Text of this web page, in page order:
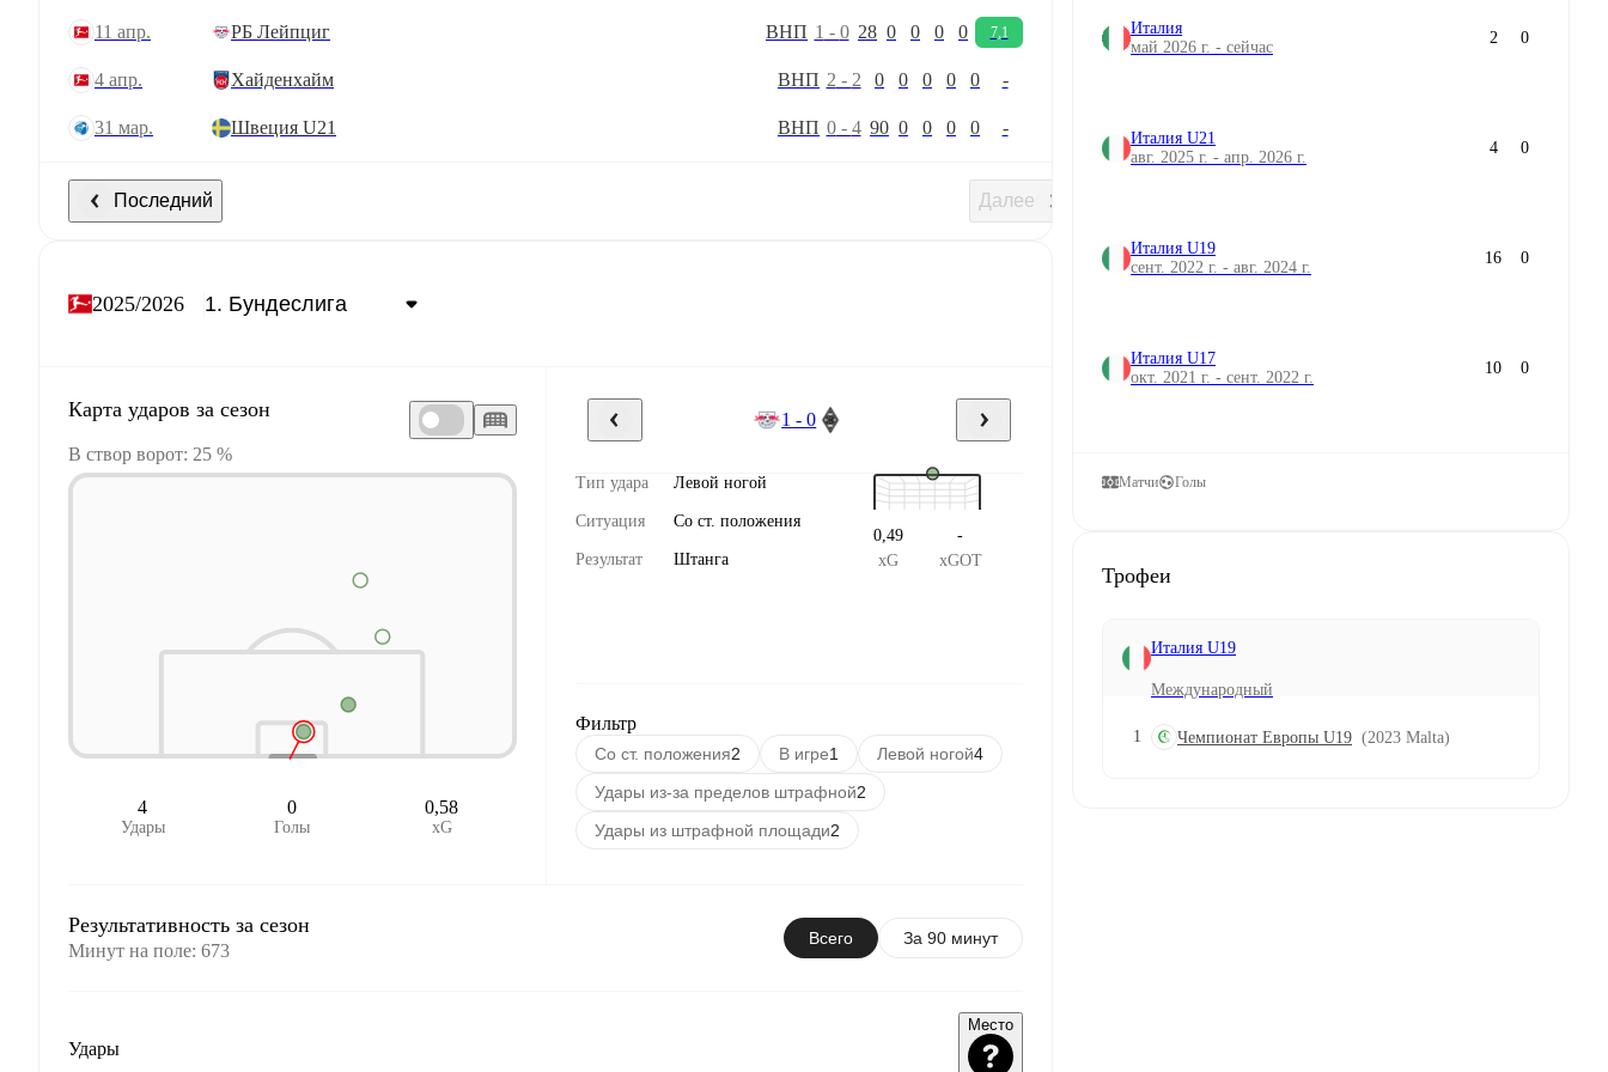
11 апр. РБ Лейпциг ВНП 1 - 0 28 0 0 0 0 7,1
4 апр. Хайденхайм ВНП 2 - 2 0 0 0 0 0 -
31 мар. Швеция U21 ВНП 0- 4 90 0 0 0 0 -
Последний Далее
2025/2026
Карта ударов за сезон
В створ ворот: 25 %
4
Удары
0
Голы
0,58
xG
1 - 0
Тип удара Левой ногой
Ситуация Со ст. положения
Результат Штанга
0,49
xG
-
xGOT
Фильтр
Со ст. положения2 В игре1 Левой ногой4
Удары из-за пределов штрафной2
Удары из штрафной площади2
Результативность за сезон
Минут на поле: 673
Всего За 90 минут
Удары
Место
Италия
май 2026 г. - сейчас
2 0
Италия U21
авг. 2025 г. - апр. 2026 г.
4 0
Италия U19
сент. 2022 г. - авг. 2024 г.
16 0
Италия U17
окт. 2021 г. - сент. 2022 г.
10 0
Матчи Голы
Трофеи
Италия U19
Международный
1 Чемпионат Европы U19 (2023 Malta)